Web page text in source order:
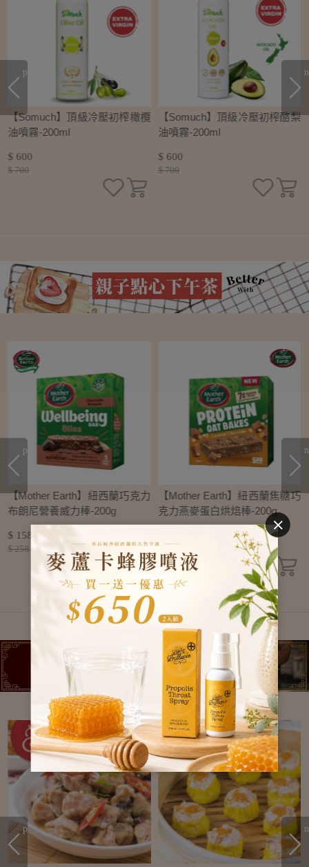
【Somuch】頂級冷壓初榨橄欖
油噴霧-200ml
$ 600
$ 700
【Somuch】頂級冷壓初榨酪梨
油噴霧-200ml
$ 600
$ 700
prev
【Mother Earth】紐西蘭巧克力
布朗尼營養威力棒-200g
$ 158
$ 258
【Mother Earth】紐西蘭焦糖巧
克力燕麥蛋白烘焙棒-200g
$ 258
prev
prev